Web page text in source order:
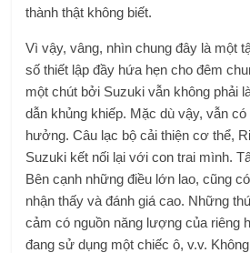
thành thật không biết.
Vì vậy, vâng, nhìn chung đây là một
số thiết lập đầy hứa hẹn cho đêm
một chút bởi Suzuki vẫn không phải
dẫn khủng khiếp. Mặc dù vậy, vẫn
hưởng. Câu lạc bộ cải thiện cơ thể,
Suzuki kết nối lại với con trai mình.
Bên cạnh những điều lớn lao, cũng
nhận thấy và đánh giá cao. Những
cảm có nguồn năng lượng của riêng
đang sử dụng một chiếc ô, v.v.